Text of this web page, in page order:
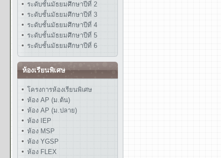
ระดับชั้นมัธยมศึกษาปีที่ 2
ระดับชั้นมัธยมศึกษาปีที่ 3
ระดับชั้นมัธยมศึกษาปีที่ 4
ระดับชั้นมัธยมศึกษาปีที่ 5
ระดับชั้นมัธยมศึกษาปีที่ 6
ห้องเรียนพิเศษ
โครงการห้องเรียนพิเศษ
ห้อง AP (ม.ต้น)
ห้อง AP (ม.ปลาย)
ห้อง IEP
ห้อง MSP
ห้อง YGSP
ห้อง FLEX